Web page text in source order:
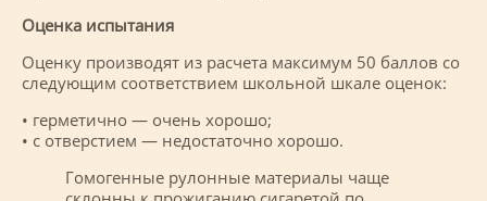
Оценка испытания
Оценку производят из расчета максимум 50 баллов со
следующим соответствием школьной шкале оценок:
• герметично — очень хорошо;
• с отверстием — недостаточно хорошо.
Гомогенные рулонные материалы чаще